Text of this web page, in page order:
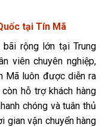
tại Tín Mã
rộng lớn tại Trung
viên chuyên nghiệp,
Mã luôn được diễn ra
hỗ trợ khách hàng
chóng và tuân thủ
gian vận chuyển hàng